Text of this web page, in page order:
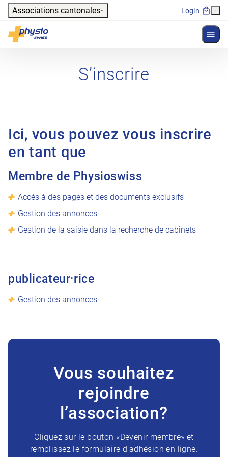
Header
Associations cantonales Login
Physioswiss
Navigation principale
S’inscrire
Ici, vous pouvez vous inscrire
en tant que
Membre de Physioswiss
Accès à des pages et des documents exclusifs
Gestion des annonces
Gestion de la saisie dans la recherche de cabinets
publicateur·rice
Gestion des annonces
Vous souhaitez
rejoindre
l’association?
Cliquez sur le bouton «Devenir membre» et
remplissez le formulaire d’adhésion en ligne.